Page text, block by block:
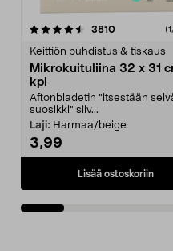
3810arvostelut
Keittiön puhdistus & tiskaus
Mikrokuituliina 32 x 31
kpl
Aftonbladetin "itsestään
suosikki" siiv...
Laji: Harmaa/beige
3,99
Lisää ostoskoriin
4.5viidestä